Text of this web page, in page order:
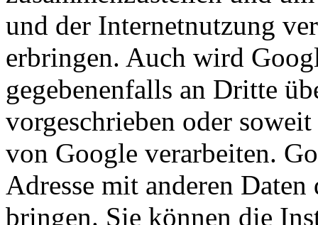
und der Internetnutzung
erbringen. Auch wird
gegebenenfalls an Dritte
vorgeschrieben oder
von Google verarbeiten.
Adresse mit anderen
bringen. Sie können die